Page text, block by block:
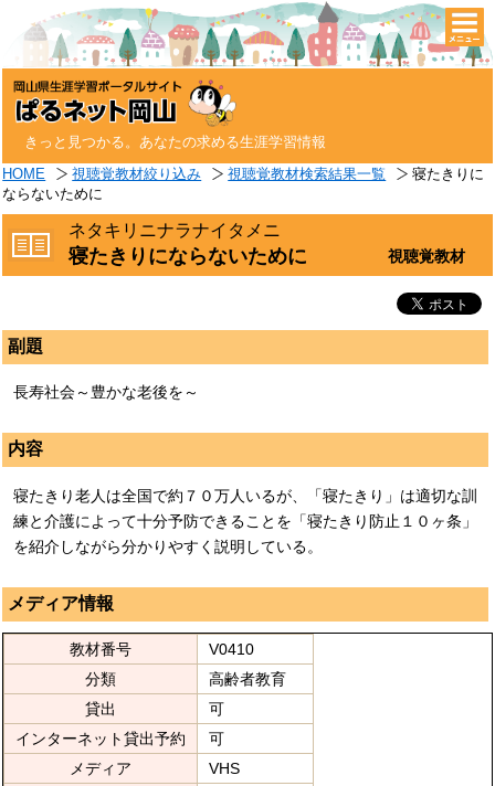
きっと見つかる。あなたの求める生涯学習情報
HOME 視聴覚教材絞り込み 視聴覚教材検索結果一覧
寝たきりに
ならないために
ネタキリニナラナイタメニ
寝たきりにならないために 視聴覚教材
副題
長寿社会～豊かな老後を～
内容
寝たきり老人は全国で約７０万人いるが、「寝たきり」は適切な訓
練と介護によって十分予防できることを「寝たきり防止１０ヶ条」
を紹介しながら分かりやすく説明している。
メディア情報
教材番号
V0410
分類
高齢者教育
貸出
可
インターネット貸出予約
可
メディア
VHS